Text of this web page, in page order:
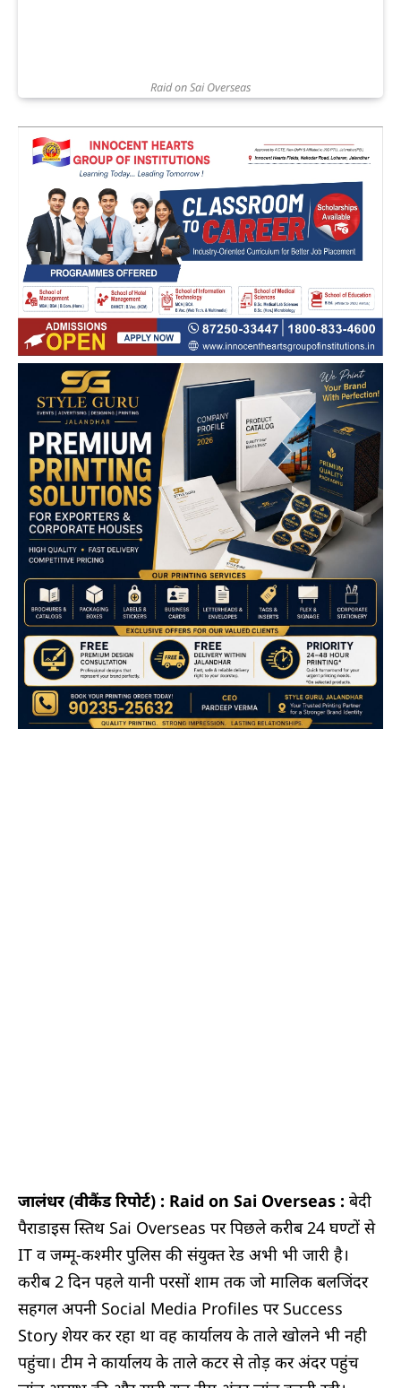
Raid on Sai Overseas
जालंधर (वीकैंड रिपोर्ट) : Raid on Sai Overseas : बेदी
पैराडाइस स्तिथ Sai Overseas पर पिछले करीब 24 घण्टों से
IT व जम्मू-कश्मीर पुलिस की संयुक्त रेड अभी भी जारी है।
करीब 2 दिन पहले यानी परसों शाम तक जो मालिक बलजिंदर
सहगल अपनी Social Media Profiles पर Success
Story शेयर कर रहा था वह कार्यालय के ताले खोलने भी नही
पहुंचा। टीम ने कार्यालय के ताले कटर से तोड़ कर अंदर पहुंच